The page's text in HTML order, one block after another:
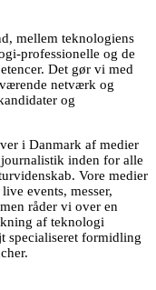
mellem teknologiens
professionelle og de
Det gør vi med
netværk og
og
i Danmark af medier
inden for alle
Vore medier
events, messer,
råder vi over en
af teknologi
specialiseret formidling